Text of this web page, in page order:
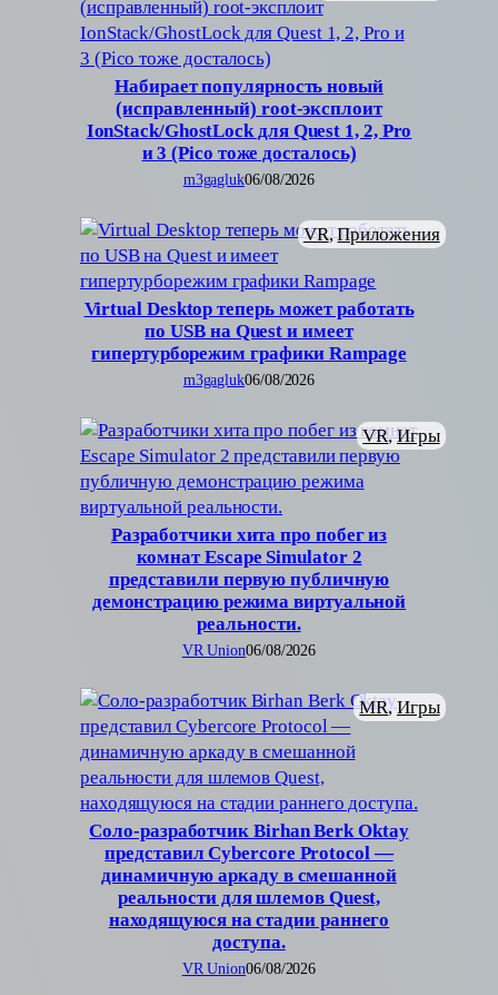
Набирает популярность новый
(исправленный) root-эксплоит
IonStack/GhostLock для Quest 1, 2, Pro
и 3 (Pico тоже досталось)
m3gagluk06/08/2026
Virtual Desktop теперь может работать
по USB на Quest и имеет
гипертурборежим графики Rampage
VR, Приложения
m3gagluk06/08/2026
Разработчики хита про побег из
комнат Escape Simulator 2
представили первую публичную
демонстрацию режима виртуальной
реальности.
VR, Игры
VR Union06/08/2026
Соло-разработчик Birhan Berk Oktay
представил Cybercore Protocol —
динамичную аркаду в смешанной
реальности для шлемов Quest,
находящуюся на стадии раннего
доступа.
MR, Игры
VR Union06/08/2026